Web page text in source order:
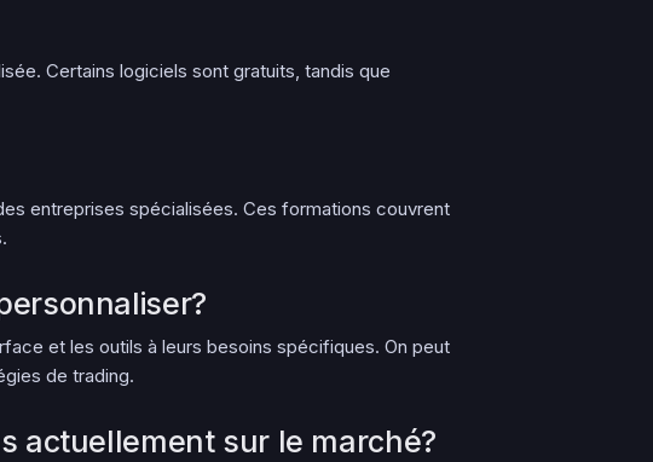
Certains logiciels sont gratuits, tandis que
entreprises spécialisées. Ces formations couvrent
et les outils à leurs besoins spécifiques. On peut
de trading.
actuellement sur le marché?